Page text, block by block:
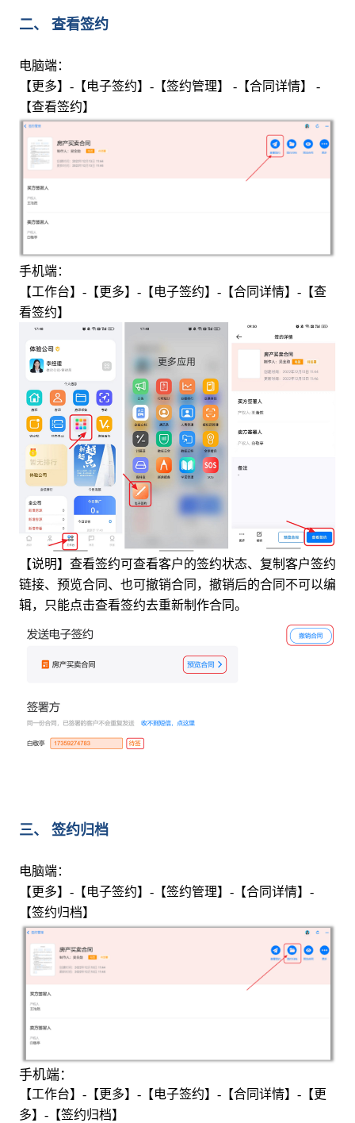
二、 查看签约
电脑端：
【更多】-【电子签约】-【签约管理】 -【合同详情】 -
【查看签约】
手机端：
【工作台】-【更多】-【电子签约】-【合同详情】-【查
看签约】
【说明】查看签约可查看客户的签约状态、复制客户签约
链接、预览合同、也可撤销合同，撤销后的合同不可以编
辑，只能点击查看签约去重新制作合同。
三、 签约归档
电脑端：
【更多】-【电子签约】-【签约管理】-【合同详情】-
【签约归档】
手机端：
【工作台】-【更多】-【电子签约】-【合同详情】-【更
多】-【签约归档】